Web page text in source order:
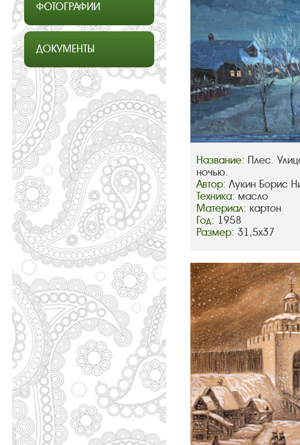
ФОТОГРАФИИ
ДОКУМЕНТЫ
Название: Плес.
ночью.
Автор: Лукин Борис
Техника: масло
Материал: картон
Год: 1958
Размер: 31,5х37